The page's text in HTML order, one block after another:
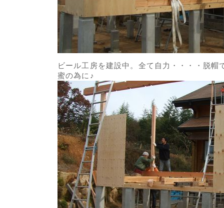
ビール工房を建設中。全て自力・・・・脱帽
蜜の為に♪